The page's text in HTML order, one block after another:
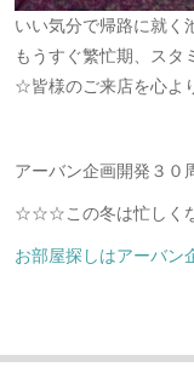
いい気分で帰路に就く
もうすぐ繁忙期、スタ
☆皆様のご来店を心よ
アーバン企画開発３０
☆☆☆この冬は忙しく
お部屋探しはアーバ